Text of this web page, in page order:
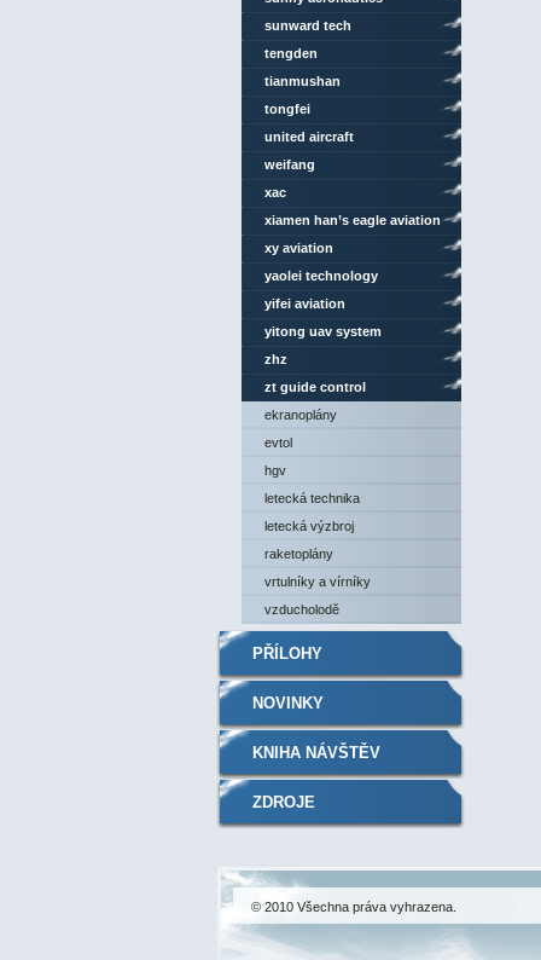
sunward tech
tengden
tianmushan
tongfei
united aircraft
weifang
xac
xiamen han’s eagle aviation
technology
xy aviation
yaolei technology
yifei aviation
yitong uav system
zhz
zt guide control
ekranoplány
evtol
hgv
letecká technika
letecká výzbroj
raketoplány
vrtulníky a vírníky
vzducholodě
PŘÍLOHY
NOVINKY
KNIHA NÁVŠTĚV
ZDROJE
© 2010 Všechna práva vyhrazena.